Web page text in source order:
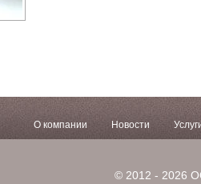
© 2012 - 2026
О компании Новости